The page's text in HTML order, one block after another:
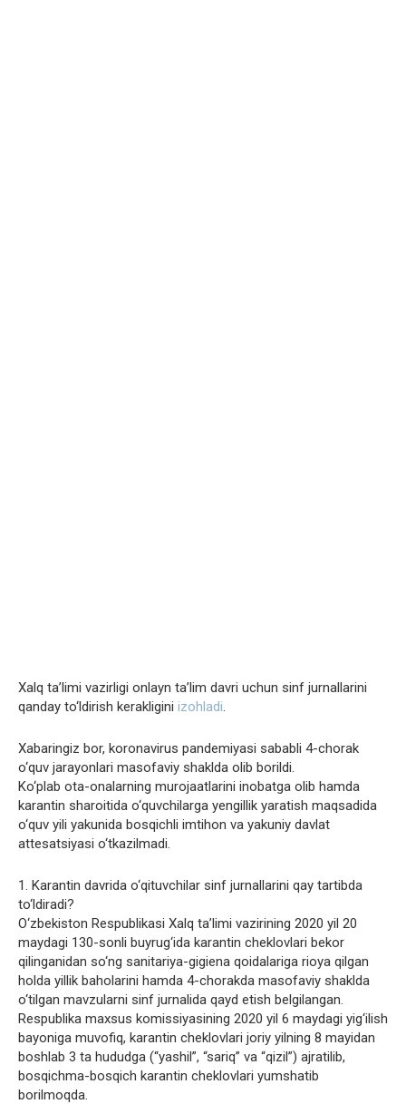
Xalq ta’limi vazirligi onlayn ta’lim davri uchun sinf jurnallarini
qanday to‘ldirish kerakligini izohladi
Xabaringiz bor, koronavirus pandemiyasi sababli 4-chorak
o‘quv jarayonlari masofaviy shaklda olib borildi.
Ko‘plab ota-onalarning murojaatlarini inobatga olib hamda
karantin sharoitida o‘quvchilarga yengillik yaratish maqsadida
o‘quv yili yakunida bosqichli imtihon va yakuniy davlat
attesatsiyasi o‘tkazilmadi.
1. Karantin davrida o‘qituvchilar sinf jurnallarini qay tartibda
to‘ldiradi?
O‘zbekiston Respublikasi Xalq ta’limi vazirining 2020 yil 20
maydagi 130-sonli buyrug‘ida karantin cheklovlari bekor
qilinganidan so‘ng sanitariya-gigiena qoidalariga rioya qilgan
holda yillik baholarini hamda 4-chorakda masofaviy shaklda
o‘tilgan mavzularni sinf jurnalida qayd etish belgilangan.
Respublika maxsus komissiyasining 2020 yil 6 maydagi yig‘ilish
bayoniga muvofiq, karantin cheklovlari joriy yilning 8 mayidan
boshlab 3 ta hududga (“yashil”, “sariq” va “qizil”) ajratilib,
bosqichma-bosqich karantin cheklovlari yumshatib
borilmoqda.